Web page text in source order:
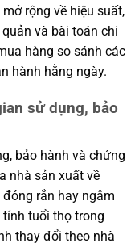
rộng về hiệu suất,
và bài toán chi
hàng so sánh các
hành hằng ngày.
sử dụng, bảo
bảo hành và chứng
nhà sản xuất về
rắn hay ngâm
tuổi thọ trong
thay đổi theo nhà